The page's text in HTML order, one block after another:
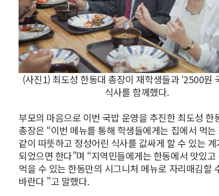
(사진1) 최도성 한동대 총장이 재학생들과 ‘2500원
식사를 함께했다.
부모의 마음으로 이번 국밥 운영을 추진한 최도성 한
총장은 “이번 메뉴를 통해 학생들에게는 집에서 먹는
같이 따뜻하고 정성어린 식사를 값싸게 할 수 있는 계
되었으면 한다”며 “지역민들에게는 한동에서 맛있고
먹을 수 있는 한동만의 시그니처 메뉴로 자리매김할
바란다 ”고 말했다.